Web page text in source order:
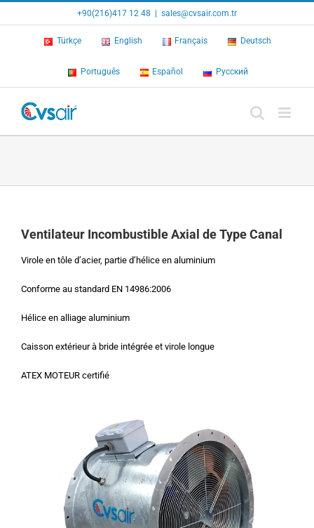
+90(216)417 12 48 sales@cvsair.com.tr
Türkçe English Français Deutsch
Português Español Русский
Ventilateur Incombustible Axial de Type Canal
Virole en tôle d’acier, partie d’hélice en aluminium
Conforme au standard EN 14986:2006
Hélice en alliage aluminium
Caisson extérieur à bride intégrée et virole longue
ATEX MOTEUR certifié